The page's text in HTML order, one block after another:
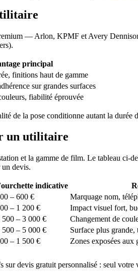
— Arlon, KPMF et Avery
principal
finitions haut de gamme
sur grandes surfaces
fiabilité éprouvée
de la pose conditionne autant la
un utilitaire
et la gamme de film. Le tableau ci-
un devis.
indicative
– 600 €
Marquage nom,
– 1 200 €
Impact visuel fort,
500 – 3 000 €
Changement de
500 – 5 000 €
Surface plus grande,
– 1 500 € Zones exposées
devis gratuit personnalisé : seul